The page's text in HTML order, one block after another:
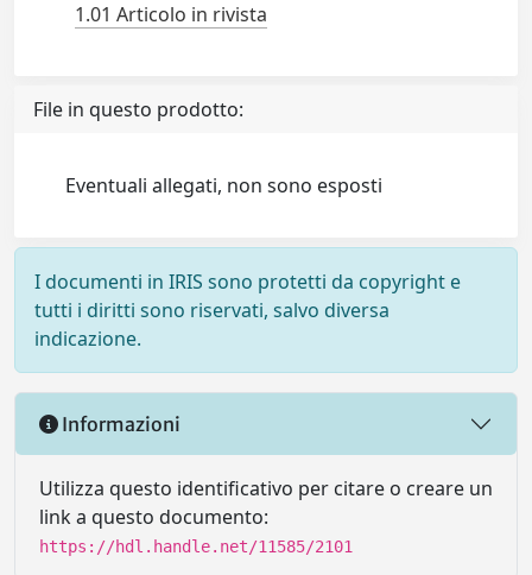
1.01 Articolo in rivista
File in questo prodotto:
Eventuali allegati, non sono esposti
I documenti in IRIS sono protetti da copyright e
tutti i diritti sono riservati, salvo diversa
indicazione.
Informazioni
Utilizza questo identificativo per citare o creare un
link a questo documento:
https://hdl.handle.net/11585/2101